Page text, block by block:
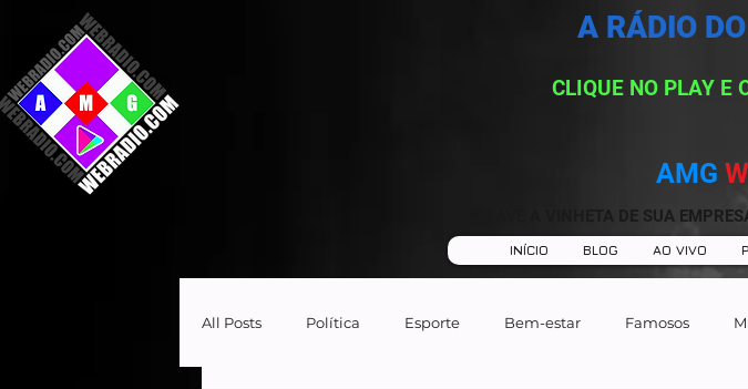
CLIQUE NO PLAY E
AMG
GRAVE A VINHETA DE SUA
A RÁDIO
INÍCIO BLOG AO VIVO
All Posts Política Esporte Bem-estar Famosos